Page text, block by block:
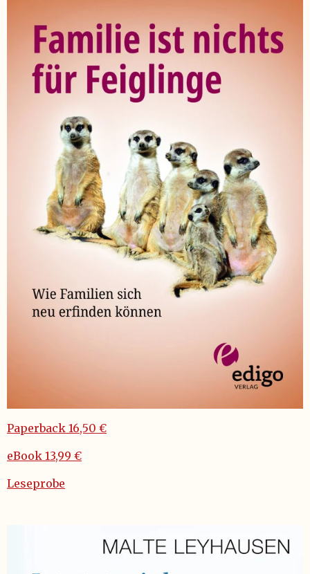
Paperback 16,50 €
eBook 13,99 €
Leseprobe